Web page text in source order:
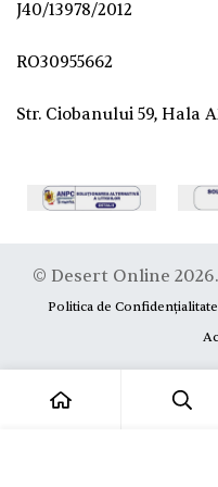
J40/13978/2012
RO30955662
Str. Ciobanului 59, Hala
© Desert Online
Politica de Confidențialitate